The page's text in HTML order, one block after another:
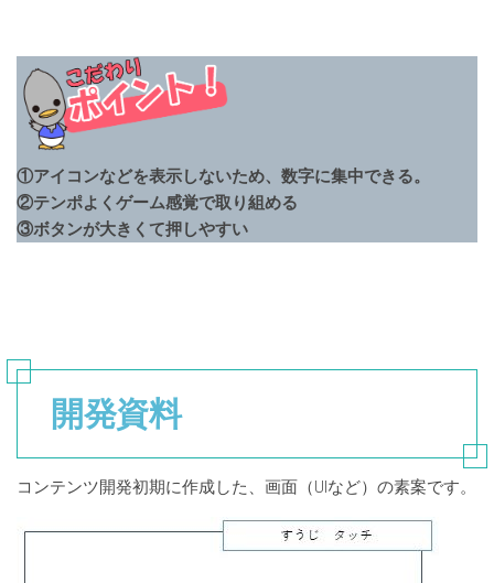
①アイコンなどを表示しないため、数字に集中できる。
②テンポよくゲーム感覚で取り組める
③ボタンが大きくて押しやすい
開発資料
コンテンツ開発初期に作成した、画面（UIなど）の素案です。